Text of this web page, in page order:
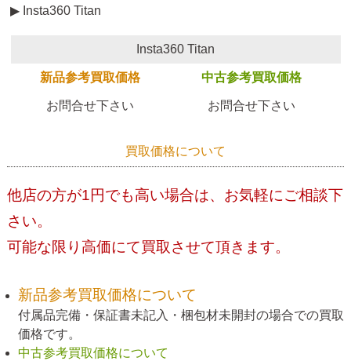
▶ Insta360 Titan
Insta360 Titan
新品参考買取価格 中古参考買取価格
お問合せ下さい お問合せ下さい
買取価格について
他店の方が1円でも高い場合は、お気軽にご相談下
さい。
可能な限り高価にて買取させて頂きます。
新品参考買取価格について
付属品完備・保証書未記入・梱包材未開封の場合での買取
価格です。
中古参考買取価格について